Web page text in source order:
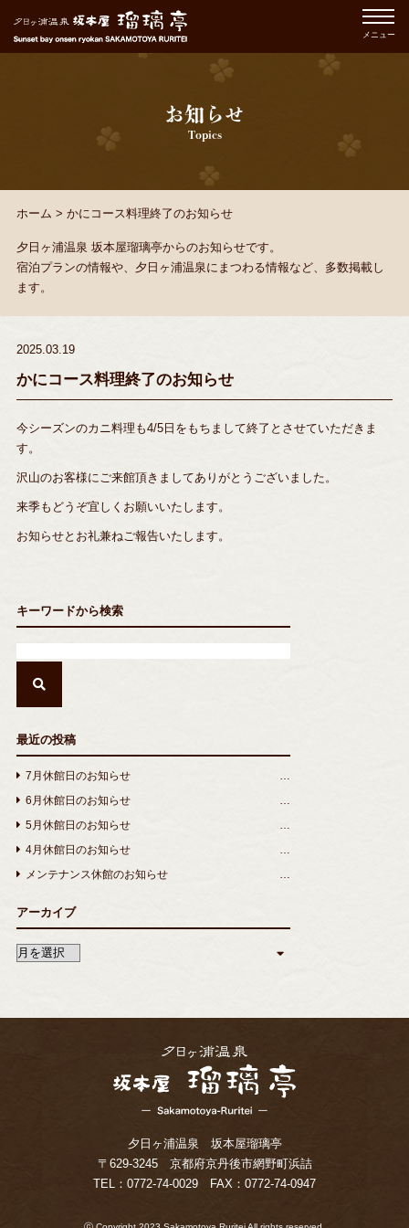
メニュー
お知らせ
Topics
ホーム > かにコース料理終了のお知らせ
夕日ヶ浦温泉 坂本屋瑠璃亭からのお知らせです。
宿泊プランの情報や、夕日ヶ浦温泉にまつわる情報など、多数掲載し
ます。
2025.03.19
かにコース料理終了のお知らせ
今シーズンのカニ料理も4/5日をもちまして終了とさせていただきま
す。
沢山のお客様にご来館頂きましてありがとうございました。
来季もどうぞ宜しくお願いいたします。
お知らせとお礼兼ねご報告いたします。
キーワードから検索
最近の投稿
7月休館日のお知らせ
6月休館日のお知らせ
5月休館日のお知らせ
4月休館日のお知らせ
メンテナンス休館のお知らせ
アーカイブ
夕日ヶ浦温泉 坂本屋瑠璃亭
〒629-3245 京都府京丹後市網野町浜詰
TEL： 0772-74-0029 FAX：0772-74-0947